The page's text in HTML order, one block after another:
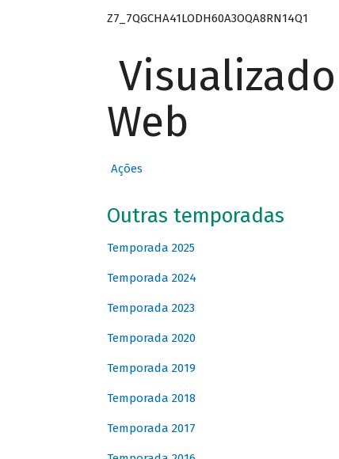
Z7_7QGCHA41LODH60A3OQA8RN14Q1
Web
Ações
Outras temporadas
Temporada 2025
Temporada 2024
Temporada 2023
Temporada 2020
Temporada 2019
Temporada 2018
Temporada 2017